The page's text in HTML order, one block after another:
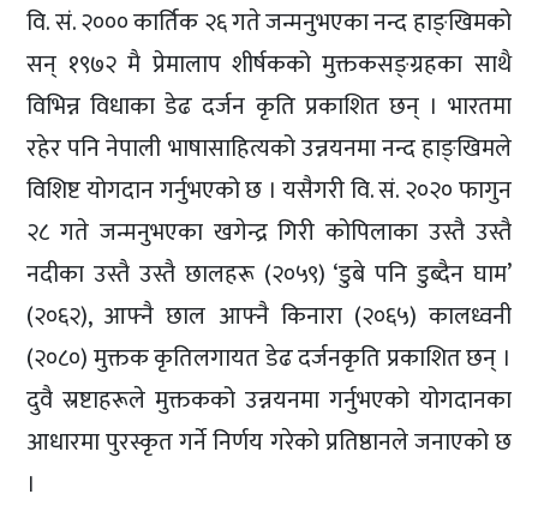
वि. सं. २००० कार्तिक २६ गते जन्मनुभएका नन्द हाङ्खिमको
सन् १९७२ मै प्रेमालाप शीर्षकको मुक्तकसङ्ग्रहका साथै
विभिन्न विधाका डेढ दर्जन कृति प्रकाशित छन् । भारतमा
रहेर पनि नेपाली भाषासाहित्यको उन्नयनमा नन्द हाङ्खिमले
विशिष्ट योगदान गर्नुभएको छ । यसैगरी वि. सं. २०२० फागुन
२८ गते जन्मनुभएका खगेन्द्र गिरी कोपिलाका उस्तै उस्तै
नदीका उस्तै उस्तै छालहरू (२०५९) ‘डुबे पनि डुब्दैन घाम’
(२०६२), आफ्नै छाल आफ्नै किनारा (२०६५) कालध्वनी
(२०८०) मुक्तक कृतिलगायत डेढ दर्जनकृति प्रकाशित छन् ।
दुवै स्रष्टाहरूले मुक्तकको उन्नयनमा गर्नुभएको योगदानका
आधारमा पुरस्कृत गर्ने निर्णय गरेको प्रतिष्ठानले जनाएको छ
।